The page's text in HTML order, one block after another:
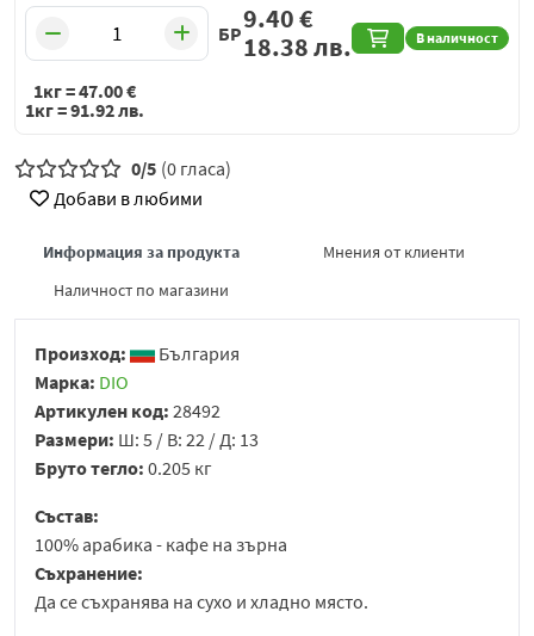
БР В наличност
9.40€
18.38лв.
1кг =47.00€
1кг =91.92лв.
0/5 (0 гласа)
Добави в любими
Информация за продукта
Мнения от клиенти
Наличност по магазини
Произход:
България
Марка: DIO
Артикулен код: 28492
Размери: Ш: 5 / В: 22 / Д: 13
Бруто тегло: 0.205 кг
Състав:
100% арабика - кафе на зърна
Съхранение:
Да се съхранява на сухо и хладно място.